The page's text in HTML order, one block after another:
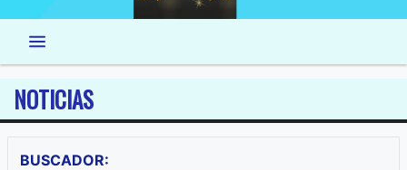
NOTICIAS
BUSCADOR: